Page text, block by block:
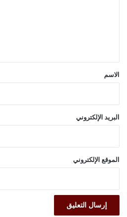
*
الاسم
البريد الإلكتروني
الموقع الإلكتروني